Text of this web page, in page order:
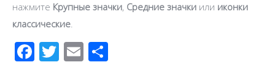
нажмите Крупные значки, Средние значки или иконки
классические.
Facebook
Twitter
Email